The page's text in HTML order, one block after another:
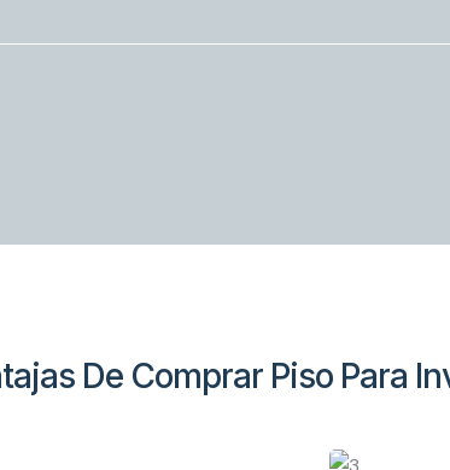
De Comprar Piso Para